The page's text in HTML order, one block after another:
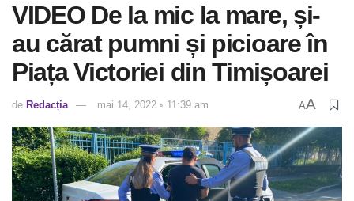
VIDEO De la mic la mare, și-
au cărat pumni și picioare în
Piața Victoriei din Timișoarei
de Redacția mai 14, 2022 ◦ 11:39 am AA